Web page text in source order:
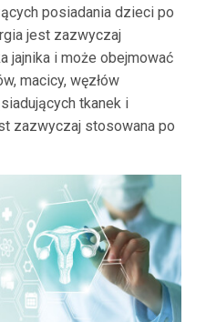
posiadania dzieci po
jest zazwyczaj
jajnika i może obejmować
macicy, węzłów
tkanek i
zazwyczaj stosowana po